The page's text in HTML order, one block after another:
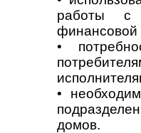
работы с
финансовой
•
•
домов.